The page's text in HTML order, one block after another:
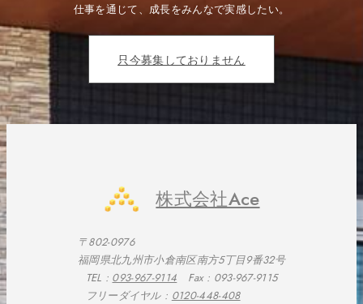
仕事を通じて、成長をみんなで実感したい。
只今募集しておりません
株式会社Ace
〒802-0976
福岡県北九州市小倉南区南方5丁目9番32号
TEL : 093-967-9114 Fax : 093-967-9115
フリーダイヤル : 0120-448-408